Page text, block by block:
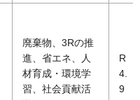
廃棄物、3Rの推
進、省エネ、人
材育成・環境学
習、社会貢献活
R
4.
9